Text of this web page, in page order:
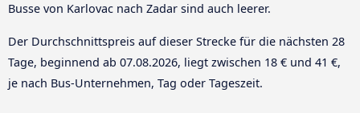
Busse von Karlovac nach Zadar sind auch leerer.
Der Durchschnittspreis auf dieser Strecke für die nächsten 28
Tage, beginnend ab 07.08.2026, liegt zwischen 18 € und 41 €,
je nach Bus-Unternehmen, Tag oder Tageszeit.